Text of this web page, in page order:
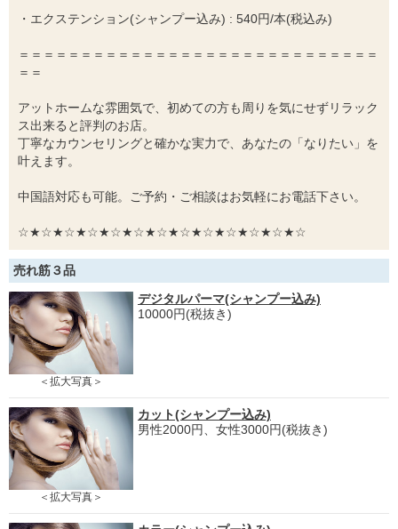
・エクステンション(シャンプー込み) : 540円/本(税込み)
＝＝＝＝＝＝＝＝＝＝＝＝＝＝＝＝＝＝＝＝＝＝＝＝＝＝＝＝＝
＝＝
アットホームな雰囲気で、初めての方も周りを気にせずリラック
ス出来ると評判のお店。
丁寧なカウンセリングと確かな実力で、あなたの「なりたい」を
叶えます。
中国語対応も可能。ご予約・ご相談はお気軽にお電話下さい。
☆★☆★☆★☆★☆★☆★☆★☆★☆★☆★☆★☆★☆
売れ筋３品
＜拡大写真＞
デジタルパーマ(シャンプー込み)
10000円(税抜き)
＜拡大写真＞
カット(シャンプー込み)
男性2000円、女性3000円(税抜き)